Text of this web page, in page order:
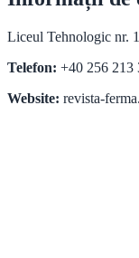
Liceul Tehnologic nr.
Telefon: +40 256 213
Website: revista-